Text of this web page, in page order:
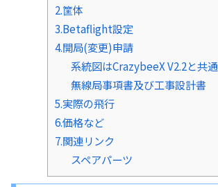
2.筐体
3.Betaflight設定
4.開局(変更)申請
系統図はCrazybeeX V2.2と共通
無線局事項書及び工事設計書
5.実際の飛行
6.価格など
7.関連リンク
スペアパーツ